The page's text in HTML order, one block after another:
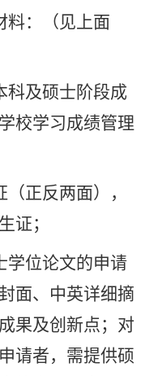
： （ 见上面
科及硕士阶段成
校学习成绩管理
正反两面），
证；
学位论文的申请
面、中英详细摘
果及创新点；对
请者，需提供硕